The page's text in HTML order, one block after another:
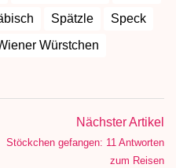
Spätzle
Speck
Würstchen
Nächster Artikel
Stöckchen gefangen: 11 Antworten
zum Reisen